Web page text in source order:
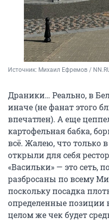
Источник: Михаил Ефремов /
Драники… Реально, в
иначе (не фанат этого
впечатлен). А еще
картофельная бабка,
всё. Жалею, что только
открыли для себя
«Васильки» — это сеть,
разбросаны по всему
поскольку посадка
определенные позиции
целом же чек будет